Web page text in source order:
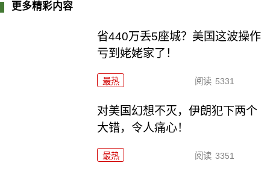
更多精彩内容
省440万丢5座城？美国这波操作
亏到姥姥家了！
最热 阅读 5331
对美国幻想不灭，伊朗犯下两个
大错，令人痛心！
最热 阅读 3351